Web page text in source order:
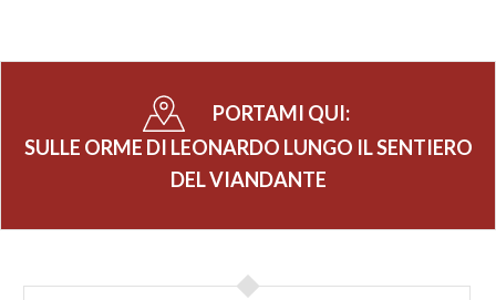
PORTAMI QUI:
SULLE ORME DI LEONARDO LUNGO IL SENTIERO
DEL VIANDANTE